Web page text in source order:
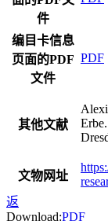
件
编目卡信息
页面的PDF
文件
PDF
其他文献
文物网址
返
Download:PDF